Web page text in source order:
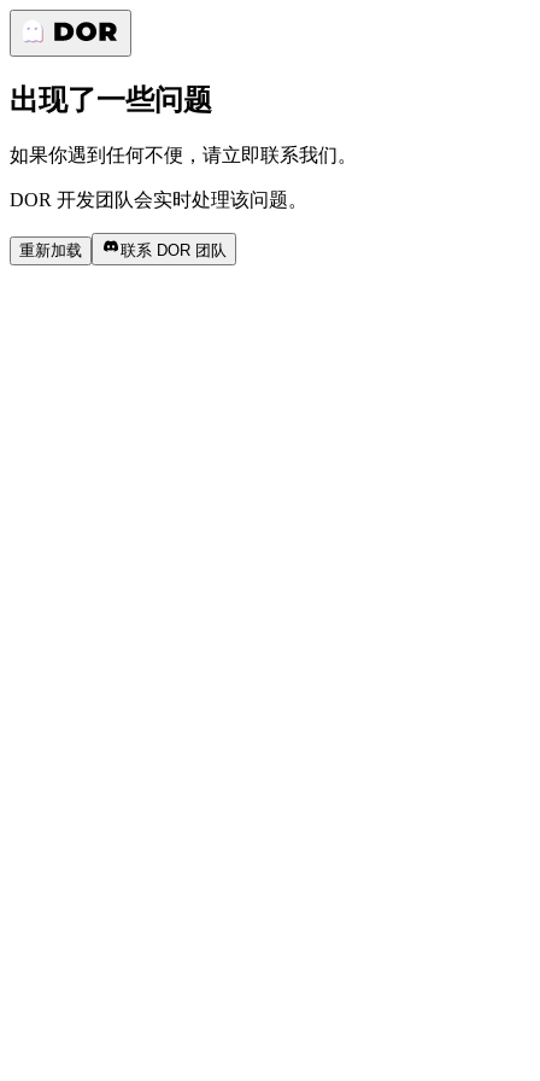
出现了一些问题
如果你遇到任何不便，请立即联系我们。
DOR 开发团队会实时处理该问题。
重新加载 联系 DOR 团队